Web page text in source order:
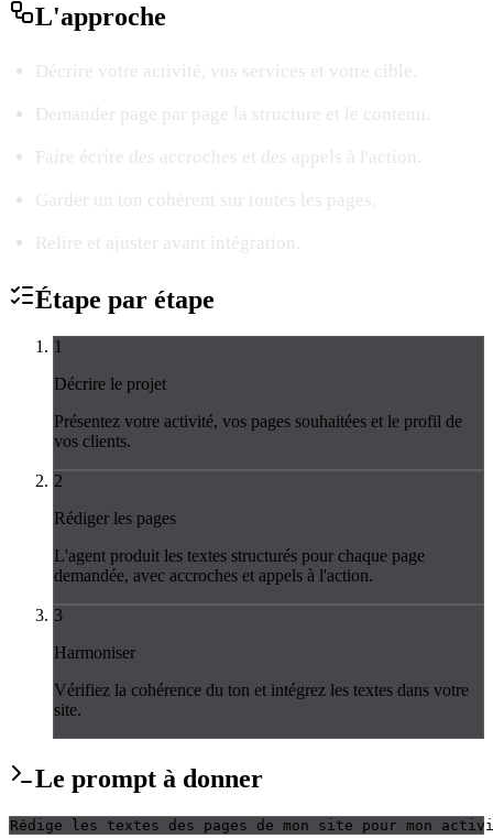
L'approche
Décrire votre activité, vos services et votre cible.
Demander page par page la structure et le contenu.
Faire écrire des accroches et des appels à l'action.
Garder un ton cohérent sur toutes les pages.
Relire et ajuster avant intégration.
Étape par étape
1
Décrire le projet
Présentez votre activité, vos pages souhaitées et le profil de
vos clients.
2
Rédiger les pages
L'agent produit les textes structurés pour chaque page
demandée, avec accroches et appels à l'action.
3
Harmoniser
Vérifiez la cohérence du ton et intégrez les textes dans votre
site.
Le prompt à donner
Rédige les textes des pages de mon site pour mon